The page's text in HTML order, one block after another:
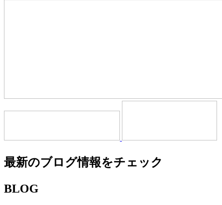
最新のブログ情報をチェック
BLOG